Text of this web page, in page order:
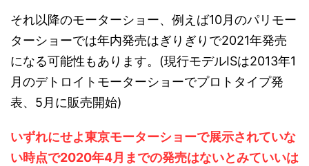
それ以降のモーターショー、例えば10月のパリモー
ターショーでは年内発売はぎりぎりで2021年発売
になる可能性もあります。(現行モデルISは2013年1
月のデトロイトモーターショーでプロトタイプ発
表、5月に販売開始)
いずれにせよ東京モーターショーで展示されていな
い時点で2020年4月までの発売はないとみていいは